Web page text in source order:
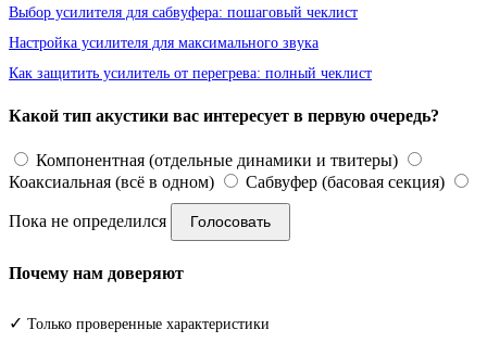
Выбор усилителя для сабвуфера: пошаговый чеклист
Настройка усилителя для максимального звука
Как защитить усилитель от перегрева: полный чеклист
Какой тип акустики вас интересует в первую очередь?
Компонентная (отдельные динамики и твитеры)
Коаксиальная (всё в одном)
Сабвуфер (басовая секция)
Пока не определился Голосовать
Почему нам доверяют
✓ Только проверенные характеристики